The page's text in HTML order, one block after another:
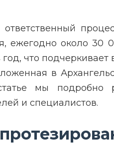
ежегодно около
что
в
мы подробно
и специалистов.